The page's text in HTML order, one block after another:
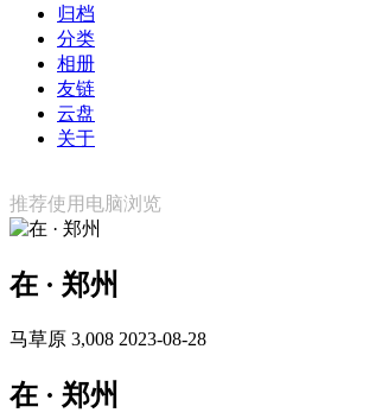
归档
分类
相册
友链
云盘
关于
推荐使用电脑浏览
在 · 郑州
马草原 3,008 2023-08-28
在 · 郑州